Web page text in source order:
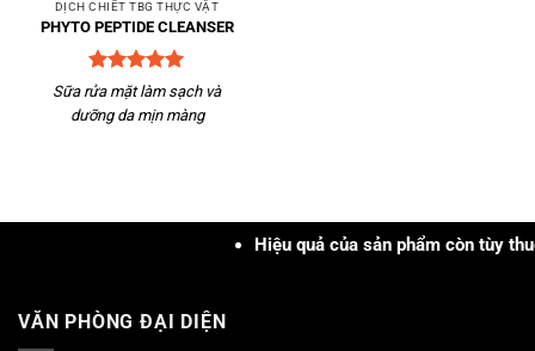
DỊCH CHIẾT TBG THỰC VẬT
PHYTO PEPTIDE CLEANSER
Được xếp
hạng
5
sao
Sữa rửa mặt làm sạch và
dưỡng da mịn màng
Hiệu quả của sản phẩm còn tùy thuộc
VĂN PHÒNG ĐẠI DIỆN